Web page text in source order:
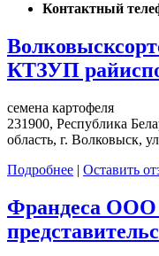
Контактный
КТЗУП
семена картофеля
231900, Республика
область, г. Волковыск,
Подробнее | Оставить
Франдеса ООО